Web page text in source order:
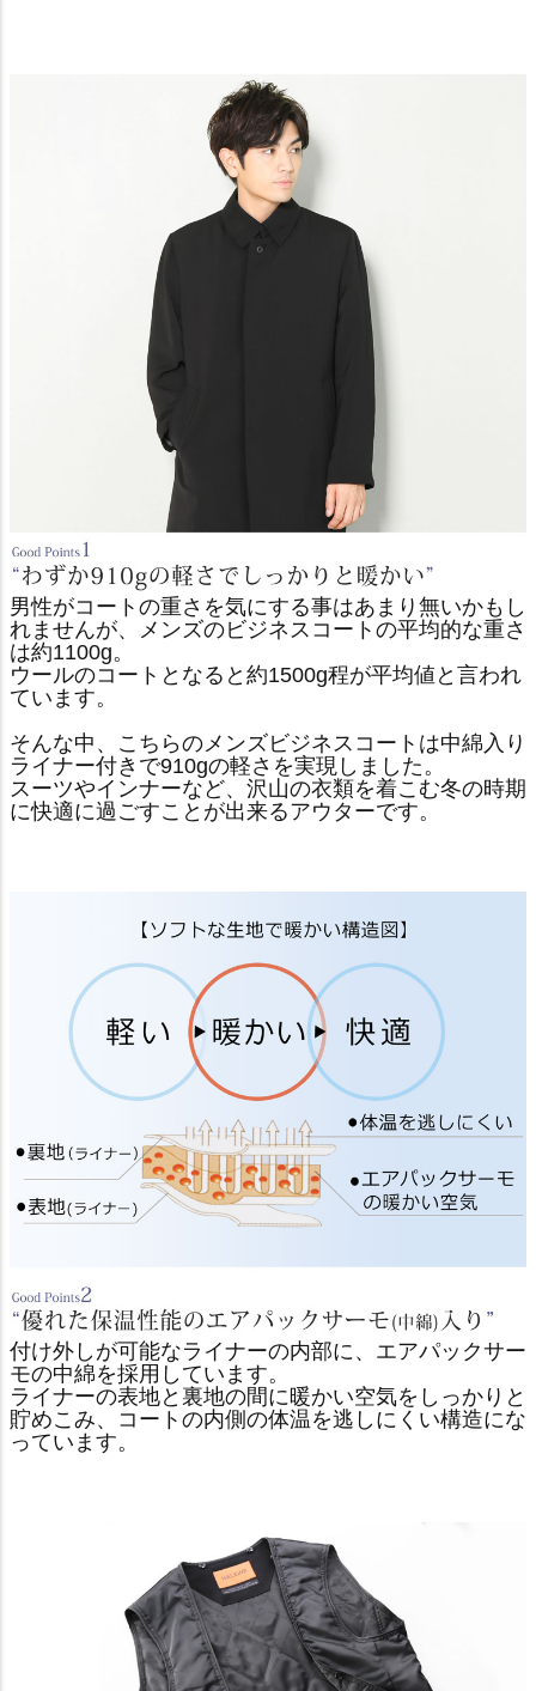
男性がコートの重さを気にする事はあまり無いかもし
れませんが、メンズのビジネスコートの平均的な重さ
は約1100g。
ウールのコートとなると約1500g程が平均値と言われ
ています。
そんな中、こちらのメンズビジネスコートは中綿入り
ライナー付きで910gの軽さを実現しました。
スーツやインナーなど、沢山の衣類を着こむ冬の時期
に快適に過ごすことが出来るアウターです。
付け外しが可能なライナーの内部に、エアパックサー
モの中綿を採用しています。
ライナーの表地と裏地の間に暖かい空気をしっかりと
貯めこみ、コートの内側の体温を逃しにくい構造にな
っています。